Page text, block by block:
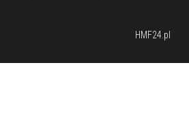
HMF24.pl